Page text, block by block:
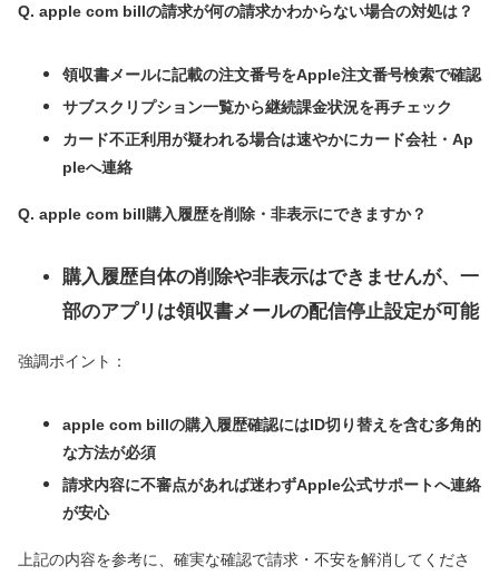
Q. apple com billの請求が何の請求かわからない場合の対処は？
領収書メールに記載の注文番号をApple注文番号検索で確認
サブスクリプション一覧から継続課金状況を再チェック
カード不正利用が疑われる場合は速やかにカード会社・Ap
pleへ連絡
Q. apple com bill購入履歴を削除・非表示にできますか？
購入履歴自体の削除や非表示はできませんが、一
部のアプリは領収書メールの配信停止設定が可能
強調ポイント：
apple com billの購入履歴確認にはID切り替えを含む多角的
な方法が必須
請求内容に不審点があれば迷わずApple公式サポートへ連絡
が安心
上記の内容を参考に、確実な確認で請求・不安を解消してくださ